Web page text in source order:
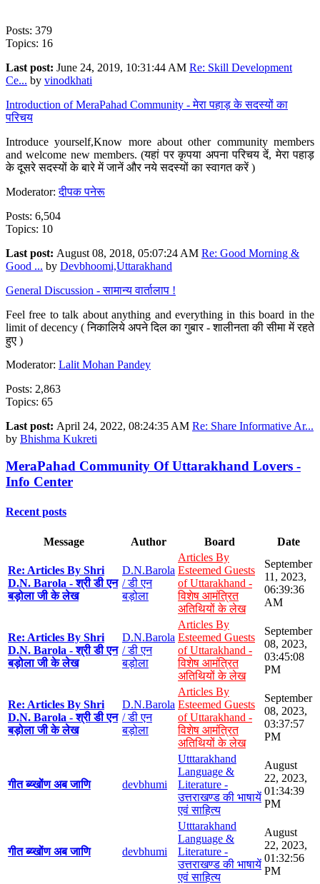
Posts: 379
Topics: 16
Last post: June 24, 2019, 10:31:44 AM Re: Skill Development
Ce... by vinodkhati
Introduction of MeraPahad Community - मेरा पहाड़ के सदस्यों का
परिचय
Introduce yourself,Know more about other community members
and welcome new members. (यहां पर कृपया अपना परिचय दें, मेरा पहाड़
के दूसरे सदस्यों के बारे में जानें और नये सदस्यों का स्वागत करें )
Moderator:दीपक पनेरू
Posts: 6,504
Topics: 10
Last post: August 08, 2018, 05:07:24 AM Re: Good Morning &
Good ... by Devbhoomi,Uttarakhand
General Discussion - सामान्य वार्तालाप !
Feel free to talk about anything and everything in this board in the
limit of decency ( निकालिये अपने दिल का गुबार - शालीनता की सीमा में रहते
हुए )
Moderator: Lalit Mohan Pandey
Posts: 2,863
Topics: 65
Last post: April 24, 2022, 08:24:35 AM Re: Share Informative Ar...
by Bhishma Kukreti
MeraPahad Community Of Uttarakhand Lovers -
Info Center
Recent posts
Message Author Board Date
Re: Articles By Shri
D.N. Barola - श्री डी एन
बड़ोला जी के लेख
D.N.Barola
/ डी एन
बड़ोला
Articles By
Esteemed Guests
of Uttarakhand -
विशेष आमंत्रित
अतिथियों के लेख
September
11, 2023,
06:39:36
AM
Re: Articles By Shri
D.N. Barola - श्री डी एन
बड़ोला जी के लेख
D.N.Barola
/ डी एन
बड़ोला
Articles By
Esteemed Guests
of Uttarakhand -
विशेष आमंत्रित
अतिथियों के लेख
September
08, 2023,
03:45:08
PM
Re: Articles By Shri
D.N. Barola - श्री डी एन
बड़ोला जी के लेख
D.N.Barola
/ डी एन
बड़ोला
Articles By
Esteemed Guests
of Uttarakhand -
विशेष आमंत्रित
अतिथियों के लेख
September
08, 2023,
03:37:57
PM
गीत ब्य्खोंण अब जाणि devbhumi
Utttarakhand
Language &
Literature -
उत्तराखण्ड की भाषायें
एवं साहित्य
August
22, 2023,
01:34:39
PM
गीत ब्य्खोंण अब जाणि devbhumi
Utttarakhand
Language &
Literature -
उत्तराखण्ड की भाषायें
एवं साहित्य
August
22, 2023,
01:32:56
PM